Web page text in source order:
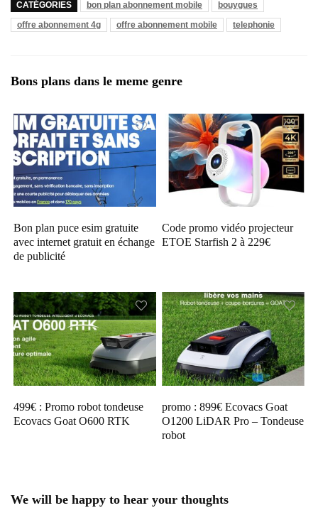
CATÉGORIES bon plan abonnement mobile
bouygues
offre abonnement 4g
offre abonnement mobile telephonie
Bons plans dans le meme genre
Bon plan puce esim gratuite
avec internet gratuit en échange
de publicité
Code promo vidéo projecteur
ETOE Starfish 2 à 229€
499€ : Promo robot tondeuse
Ecovacs Goat O600 RTK
promo : 899€ Ecovacs Goat
O1200 LiDAR Pro – Tondeuse
robot
We will be happy to hear your thoughts